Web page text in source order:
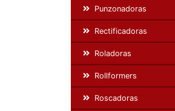
Punzonadoras
Rectificadoras
Roladoras
Rollformers
Roscadoras